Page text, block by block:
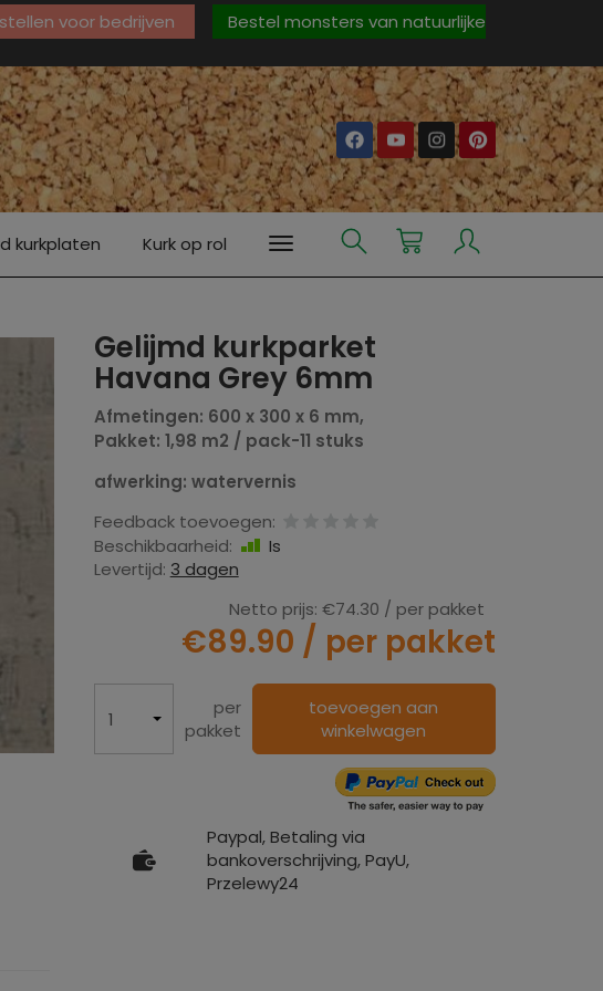
voor bedrijven
Bestel monsters van natuurlijke
kurkplaten Kurk op rol
Gelijmd kurkparket
Havana Grey 6mm
Afmetingen: 600 x 300 x 6 mm,
Pakket: 1,98 m2 / pack-11 stuks
afwerking: watervernis
Feedback toevoegen:
Beschikbaarheid:
Is
Levertijd: 3 dagen
Netto prijs: €74.30 / per pakket
€89.90 / per pakket
per
pakket
toevoegen aan
winkelwagen
Paypal, Betaling via
bankoverschrijving, PayU,
Przelewy24